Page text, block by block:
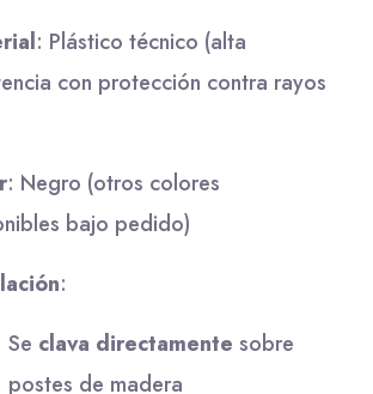
: Plástico técnico (alta
con protección contra rayos
: Negro (otros colores
bajo pedido)
:
Se clava directamente sobre
postes de madera